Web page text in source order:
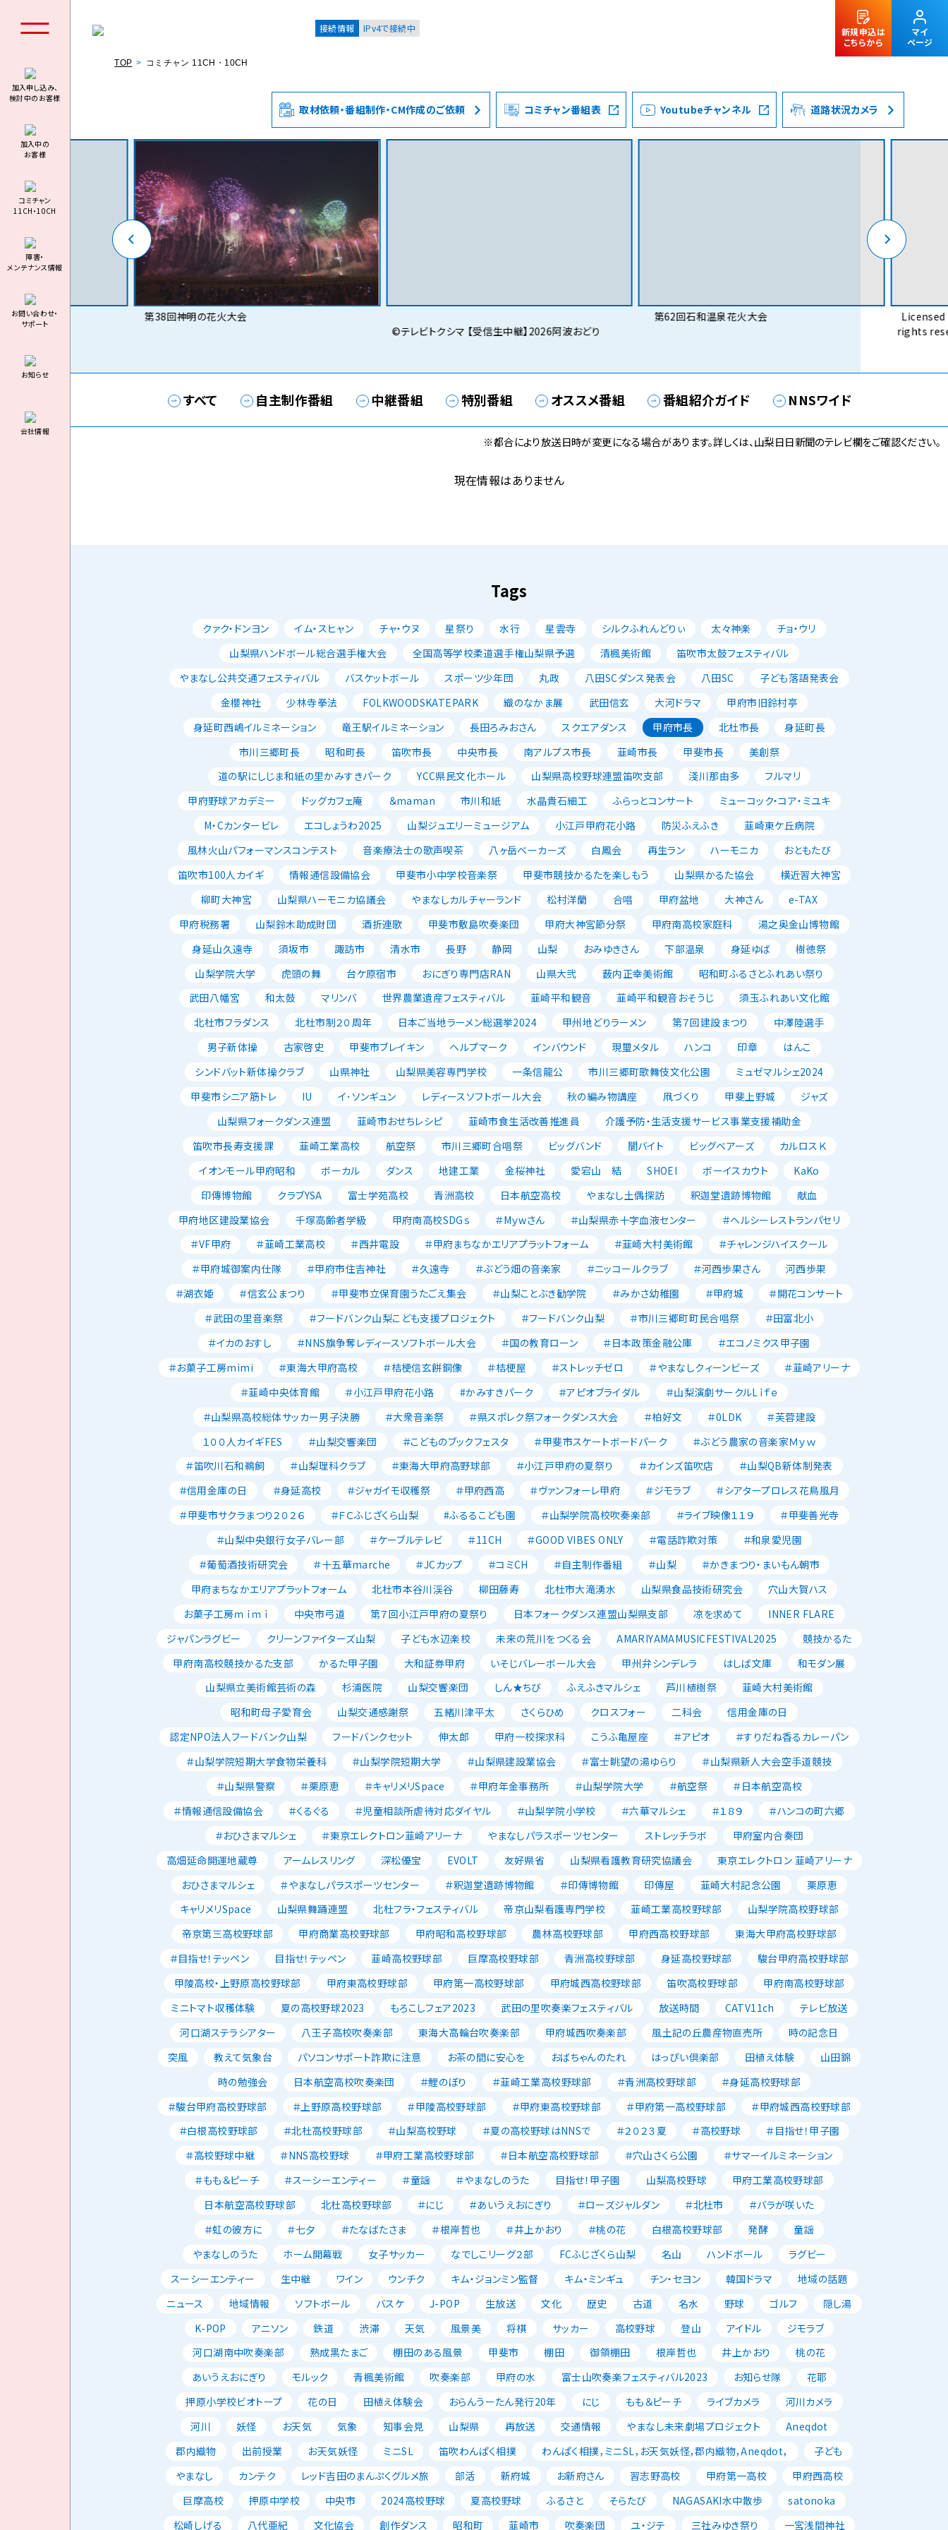
個人のお客様 集合住宅オーナーの方 法人のお客様
料金シミュレーション
接続情報 IPv4で接続中
新規申込は
こちらから
マイ
ページ
加入申し込み、
検討中のお客様
加⼊中の
お客様
コミチャン
11CH・10CH
障害・
メンテナンス情報
お問い合わせ・
サポート
お知らせ
会社情報
TOP コミチャン 11CH・10CH
取材依頼・番組制作・CM作成のご依頼 コミチャン番組表 Youtubeチャンネル 道路状況カメラ
第38回神明の花火大会
©テレビトクシマ 【受信生中継】2026阿波おどり
第62回石和温泉花火大会
Licensed
rights
すべて 自主制作番組 中継番組 特別番組 オススメ番組 番組紹介ガイド NNSワイド
※都合により放送日時が変更になる場合があります。詳しくは、山梨日日新聞のテレビ欄をご確認ください。
現在情報はありません
Tags
クァク・ドンヨン イム・スヒャン チャ・ウヌ 星祭り 水行 星雲寺 シルクふれんどりぃ 太々神楽
チョ・ウリ
山梨県ハンドボール総合選手権大会
全国高等学校柔道選手権山梨県予選 清楓美術館
笛吹市太鼓フェスティバル
やまなし公共交通フェスティバル
バスケットボール スポーツ少年団 丸政 八田SCダンス発表会 八田SC
子ども落語発表会
金櫻神社
少林寺拳法 FOLKWOODSKATEPARK 織のなかま展 武田信玄 大河ドラマ
甲府市旧鈴村亭
身延町西嶋イルミネーション
竜王駅イルミネーション 長田ろみおさん スクエアダンス 甲府市長 北杜市長
身延町長
市川三郷町長
昭和町長 笛吹市長 中央市長 南アルプス市長 韮崎市長 甲斐市長
美創祭
道の駅にしじま和紙の里かみすきパーク
YCC県民文化ホール 山梨県高校野球連盟笛吹支部 淺川那由多
フルマリ
甲府野球アカデミー
ドッグカフェ庵 ＆maman 市川和紙 水晶貴石細工 ふらっとコンサート
ミューコック・コア・ミユキ
M・Cカンタービレ
エコしょうわ2025 山梨ジュエリーミュージアム 小江戸甲府花小路 防災ふえふき
韮崎東ケ丘病院
風林火山パフォーマンスコンテスト
音楽療法士の歌声喫茶 八ヶ岳ベーカーズ 白鳳会 再生ラン ハーモニカ
おともたび
笛吹市100人カイギ
情報通信設備協会 甲斐市小中学校音楽祭 甲斐市競技かるたを楽しもう 山梨県かるた協会
横近習大神宮
柳町大神宮
山梨県ハーモニカ協議会 やまなしカルチャーランド 松村洋蘭 合唱 甲府盆地 大神さん
e-TAX
甲府税務署
山梨鈴木助成財団 酒折連歌 甲斐市敷島吹奏楽団 甲府大神宮節分祭 甲府南高校家庭科
湯之奥金山博物館
身延山久遠寺
須坂市 諏訪市 清水市 長野 静岡 山梨 おみゆきさん 下部温泉 身延ゆば
樹徳祭
山梨学院大学
虎頭の舞 台ケ原宿市 おにぎり専門店RAN 山県大弐 薮内正幸美術館
昭和町ふるさとふれあい祭り
武田八幡宮
和太鼓 マリンバ 世界農業遺産フェスティバル 韮崎平和観音 韮崎平和観音おそうじ
須玉ふれあい文化館
北杜市フラダンス
北杜市制２０周年 日本ご当地ラーメン総選挙2024 甲州地どりラーメン 第７回建設まつり
中澤陸選手
男子新体操
古家啓史 甲斐市ブレイキン ヘルプマーク インバウンド 現璽メタル ハンコ 印章
はんこ
シンドバット新体操クラブ
山県神社 山梨県美容専門学校 一条信龍公 市川三郷町歌舞伎文化公園
ミュゼマルシェ2024
甲斐市シニア筋トレ
IU イ･ソンギュン レディースソフトボール大会 秋の編み物講座 凧づくり 甲斐上野城
ジャズ
山梨県フォークダンス連盟
韮崎市おせちレシピ 韮崎市食生活改善推進員
介護予防・生活支援サービス事業支援補助金
笛吹市長寿支援課
韮崎工業高校 航空祭 市川三郷町合唱祭 ビッグバンド 闇バイト ビッグベアーズ
カルロスＫ
イオンモール甲府昭和
ボーカル ダンス 地建工業 金桜神社 愛宕山 結 SHOEI ボーイスカウト
KaKo
印傳博物館
クラブYSA 富士学苑高校 青洲高校 日本航空高校 やまなし土偶探訪 釈迦堂遺跡博物館
献血
甲府地区建設業協会
千塚高齢者学級 甲府南高校SDGｓ ＃Mｙwさん ＃山梨県赤十字血液センター
＃ヘルシーレストランパセリ
＃VF甲府
＃韮崎工業高校 ＃西井電設 ＃甲府まちなかエリアプラットフォーム ＃韮崎大村美術館
＃チャレンジハイスクール
＃甲府城御案内仕隊
＃甲府市住吉神社 ＃久遠寺 ＃ぶどう畑の音楽家 ＃ニッコールクラブ ＃河西歩果さん
河西歩果
＃湖衣姫
＃信玄公まつり ＃甲斐市立保育園うたごえ集会 ＃山梨ことぶき勧学院 ＃みかさ幼稚園 ＃甲府城
＃開花コンサート
＃武田の里音楽祭
＃フードバンク山梨こども支援プロジェクト ＃フードバンク山梨 ＃市川三郷町町民合唱祭
＃田富北小
＃イカのおすし
＃NNS旗争奪レディースソフトボール大会 ＃国の教育ローン ＃日本政策金融公庫
＃エコノミクス甲子園
＃お菓子工房mimi
＃東海大甲府高校 ＃桔梗信玄餅銅像 ＃桔梗屋 ＃ストレッチゼロ ＃やまなしクィーンビーズ
＃韮崎アリーナ
＃韮崎中央体育館
＃小江戸甲府花小路 #かみすきパーク ＃アピオブライダル
＃山梨演劇サークルLｉｆｅ
＃山梨県高校総体サッカー男子決勝
＃大衆音楽祭 ＃県スポレク祭フォークダンス大会 ＃柏好文 ＃0LDK
＃芙蓉建設
１００人カイギFES
＃山梨交響楽団 ＃こどものブックフェスタ ＃甲斐市スケートボードパーク
＃ぶどう農家の音楽家Ｍｙｗ
＃笛吹川石和鵜飼
＃山梨理科クラブ ＃東海大甲府高野球部 ＃小江戸甲府の夏祭り ＃カインズ笛吹店
＃山梨QB新体制発表
＃信用金庫の日
＃身延高校 ＃ジャガイモ収穫祭 ＃甲府西高 ＃ヴァンフォーレ甲府 ＃ジモラブ
＃シアタープロレス花鳥風月
＃甲斐市サクラまつり２０２６
＃ＦＣふじざくら山梨 #ふるるこども園 ＃山梨学院高校吹奏楽部 ＃ライブ映像１１９
＃甲斐善光寺
＃山梨中央銀行女子バレー部
＃ケーブルテレビ ＃11CH ＃GOOD VIBES ONLY ＃電話詐欺対策
＃和泉愛児園
＃葡萄酒技術研究会
＃十五華marche ＃JCカップ ＃コミCH ＃自主制作番組 ＃山梨
＃かきまつり・まいもん朝市
甲府まちなかエリアプラットフォーム
北杜市本谷川渓谷 柳田藤寿 北杜市大滝湧水 山梨県食品技術研究会
穴山大賀ハス
お菓子工房ｍｉｍｉ
中央市弓道 第７回小江戸甲府の夏祭り 日本フォークダンス連盟山梨県支部 凉を求めて
INNER FLARE
ジャパンラグビー
クリーンファイターズ山梨 子ども水辺楽校 未来の荒川をつくる会 AMARIYAMAMUSICFESTIVAL2025
競技かるた
甲府南高校競技かるた支部
かるた甲子園 大和証券甲府 いそじバレーボール大会 甲州弁シンデレラ はしば文庫
和モダン展
山梨県立美術館芸術の森
杉浦医院 山梨交響楽団 しん★ちび ふえふきマルシェ 芦川植樹祭
韮崎大村美術館
昭和町母子愛育会
山梨交通感謝祭 五緒川津平太 さくらひめ クロスフォー 二科会
信用金庫の日
認定NPO法人フードバンク山梨
フードバンクセット 伸太郎 甲府一校探求科 こうふ亀屋座 ＃アピオ
＃すりだね香るカレーパン
＃山梨学院短期大学食物栄養科
＃山梨学院短期大学 ＃山梨県建設業協会 ＃富士眺望の湯ゆらり
＃山梨県新人大会空手道競技
＃山梨県警察
＃栗原恵 ＃キャリメリSpace ＃甲府年金事務所 ＃山梨学院大学 ＃航空祭
＃日本航空高校
＃情報通信設備協会
＃くるぐる ＃児童相談所虐待対応ダイヤル ＃山梨学院小学校 ＃六華マルシェ ＃１８９
＃ハンコの町六郷
＃おひさまマルシェ
＃東京エレクトロン韮崎アリーナ やまなしパラスポーツセンター ストレッチラボ
甲府室内合奏団
高畑延命開運地蔵尊
アームレスリング 深松優宝 EVOLT 友好県省 山梨県看護教育研究協議会
東京エレクトロン 韮崎アリーナ
おひさまマルシェ
＃やまなしパラスポーツセンター ＃釈迦堂遺跡博物館 ＃印傳博物館 印傳屋 韮崎大村記念公園
栗原恵
キャリメリSpace
山梨県舞踊連盟 北杜フラ・フェスティバル 帝京山梨看護専門学校 韮崎工業高校野球部
山梨学院高校野球部
帝京第三高校野球部
甲府商業高校野球部 甲府昭和高校野球部 農林高校野球部 甲府西高校野球部
東海大甲府高校野球部
＃目指せ！テッペン
目指せ！テッペン 韮崎高校野球部 巨摩高校野球部 青洲高校野球部 身延高校野球部
駿台甲府高校野球部
甲陵高校・上野原高校野球部
甲府東高校野球部 甲府第一高校野球部 甲府城西高校野球部 笛吹高校野球部
甲府南高校野球部
ミニトマト収穫体験
夏の高校野球2023 もろこしフェア2023 武田の里吹奏楽フェスティバル 放送時間 CATV11ch
テレビ放送
河口湖ステラシアター
八王子高校吹奏楽部 東海大高輪台吹奏楽部 甲府城西吹奏楽部 風土記の丘農産物直売所
時の記念日
突風
教えて気象台 パソコンサポート詐欺に注意 お茶の間に安心を おばちゃんのたれ はっぴい倶楽部 田植え体験
山田錦
時の勉強会
日本航空高校吹奏楽団 ＃鯉のぼり ＃韮崎工業高校野球部 ＃青洲高校野球部
＃身延高校野球部
＃駿台甲府高校野球部
＃上野原高校野球部 ＃甲陵高校野球部 ＃甲府東高校野球部 ＃甲府第一高校野球部
＃甲府城西高校野球部
＃白根高校野球部
＃北杜高校野球部 ＃山梨高校野球 ＃夏の高校野球はNNSで ＃２０２３夏 ＃高校野球
＃目指せ！甲子園
＃高校野球中継
＃NNS高校野球 ＃甲府工業高校野球部 ＃日本航空高校野球部 ＃穴山さくら公園
＃サマーイルミネーション
＃もも＆ピーチ
＃スーシーエンティー ＃童謡 ＃やまなしのうた 目指せ！甲子園 山梨高校野球
甲府工業高校野球部
日本航空高校野球部
北杜高校野球部 ＃にじ ＃あいうえおにぎり ＃ローズジャルダン ＃北杜市
＃バラが咲いた
＃虹の彼方に
＃七夕 ＃たなばたさま ＃根岸哲也 ＃井上かおり ＃桃の花 白根高校野球部 発酵
童謡
やまなしのうた
ホーム開幕戦 女子サッカー なでしこリーグ２部 FCふじざくら山梨 名山 ハンドボール
ラグビー
スーシーエンティー
生中継 ワイン ウンチク キム・ジョンミン監督 キム・ミンギュ チン・セヨン 韓国ドラマ
地域の話題
ニュース
地域情報 ソフトボール バスケ J-POP 生放送 文化 歴史 古道 名水 野球 ゴルフ
隠し湯
K-POP
アニソン 鉄道 渋滞 天気 風景美 将棋 サッカー 高校野球 登山 アイドル
ジモラブ
河口湖南中吹奏楽部
熟成黒たまご 棚田のある風景 甲斐市 棚田 御領棚田 根岸哲也 井上かおり
桃の花
あいうえおにぎり
モルック 青楓美術館 吹奏楽部 甲府の水 富士山吹奏楽フェスティバル2023 お知らせ隊
花耶
押原小学校ビオトープ
花の日 田植え体験会 おらんうーたん発行20年 にじ もも＆ピーチ ライブカメラ
河川カメラ
河川
妖怪 お天気 気象 知事会見 山梨県 再放送 交通情報 やまなし未来劇場プロジェクト
Aneqdot
郡内織物
出前授業 お天気妖怪 ミニSL 笛吹わんぱく相撲 わんぱく相撲，ミニSL，お天気妖怪，郡内織物，Aneqdot，
子ども
やまなし
カンテク レッド吉田のまんぷくグルメ旅 部活 新府城 お新府さん 習志野高校 甲府第一高校
甲府西高校
巨摩高校
押原中学校 中央市 2024高校野球 夏高校野球 ふるさと そらたび NAGASAKI水中散歩
satonoka
松崎しげる
八代亜紀 文化協会 創作ダンス 昭和町 韮崎市 吹奏楽団 ユ・ジテ 三社みゆき祭り 一宮浅間神社